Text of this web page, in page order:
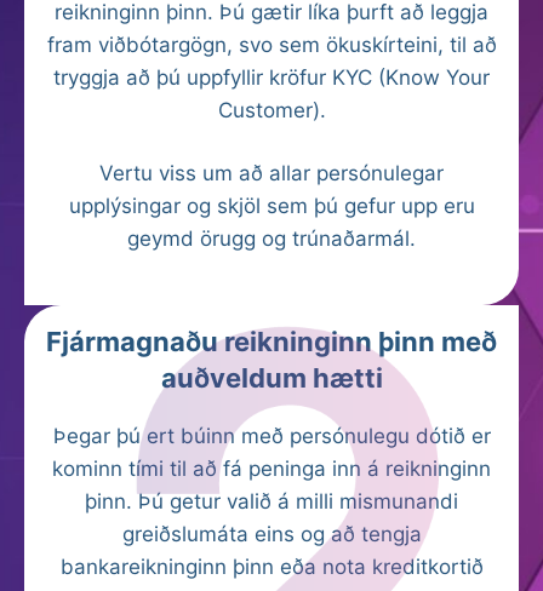
reikninginn þinn. Þú gætir líka þurft að leggja
fram viðbótargögn, svo sem ökuskírteini, til að
tryggja að þú uppfyllir kröfur KYC (Know Your
Customer).
Vertu viss um að allar persónulegar
upplýsingar og skjöl sem þú gefur upp eru
geymd örugg og trúnaðarmál.
Fjármagnaðu reikninginn þinn með
auðveldum hætti
Þegar þú ert búinn með persónulegu dótið er
kominn tími til að fá peninga inn á reikninginn
þinn. Þú getur valið á milli mismunandi
greiðslumáta eins og að tengja
bankareikninginn þinn eða nota kreditkortið